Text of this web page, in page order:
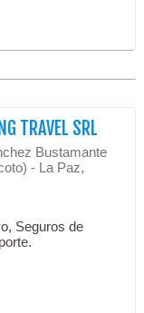
TRAVEL SRL
Bustamante
- La Paz,
Seguros de